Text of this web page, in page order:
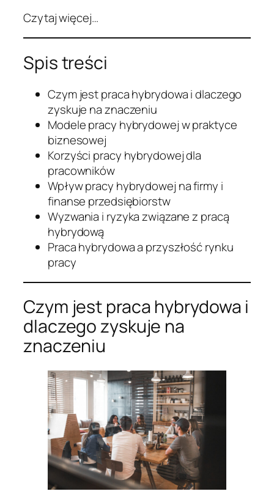
Czytaj więcej…
Spis treści
Czym jest praca hybrydowa i dlaczego
zyskuje na znaczeniu
Modele pracy hybrydowej w praktyce
biznesowej
Korzyści pracy hybrydowej dla
pracowników
Wpływ pracy hybrydowej na firmy i
finanse przedsiębiorstw
Wyzwania i ryzyka związane z pracą
hybrydową
Praca hybrydowa a przyszłość rynku
pracy
Czym jest praca hybrydowa i
dlaczego zyskuje na
znaczeniu